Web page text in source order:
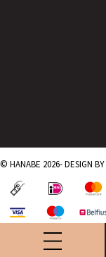
© HANABE 2026- DESIGN BY